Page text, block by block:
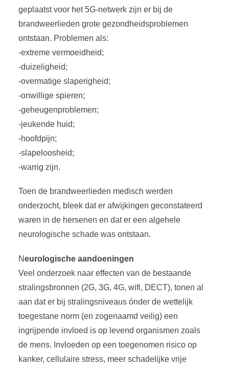
geplaatst voor het 5G-netwerk zijn er bij de
brandweerlieden grote gezondheidsproblemen
ontstaan. Problemen als:
-extreme vermoeidheid;
-duizeligheid;
-overmatige slaperigheid;
-onwillige spieren;
-geheugenproblemen;
-jeukende huid;
-hoofdpijn;
-slapeloosheid;
-warrig zijn.
Toen de brandweerlieden medisch werden
onderzocht, bleek dat er afwijkingen geconstateerd
waren in de hersenen en dat er een algehele
neurologische schade was ontstaan.
Neurologische aandoeningen
Veel onderzoek naar effecten van de bestaande
stralingsbronnen (2G, 3G, 4G, wifi, DECT), tonen al
aan dat er bij stralingsniveaus ónder de wettelijk
toegestane norm (en zogenaamd veilig) een
ingrijpende invloed is op levend organismen zoals
de mens. Invloeden op een toegenomen risico op
kanker, cellulaire stress, meer schadelijke vrije